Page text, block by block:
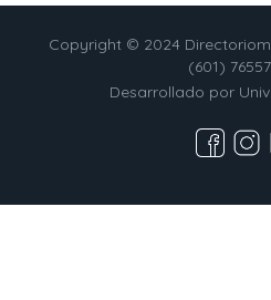
Copyright © 2024
(601)
Desarrollado por